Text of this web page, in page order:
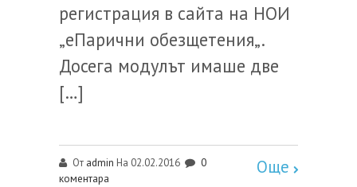
регистрация в сайта на НОИ
„еПарични обезщетения„.
Досега модулът имаше две
[…]
От admin На 02.02.2016
0
коментара
Още